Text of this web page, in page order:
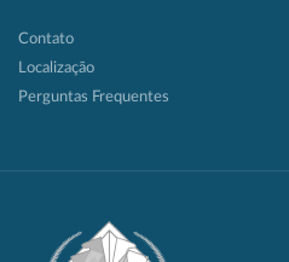
Contato
Localização
Perguntas Frequentes